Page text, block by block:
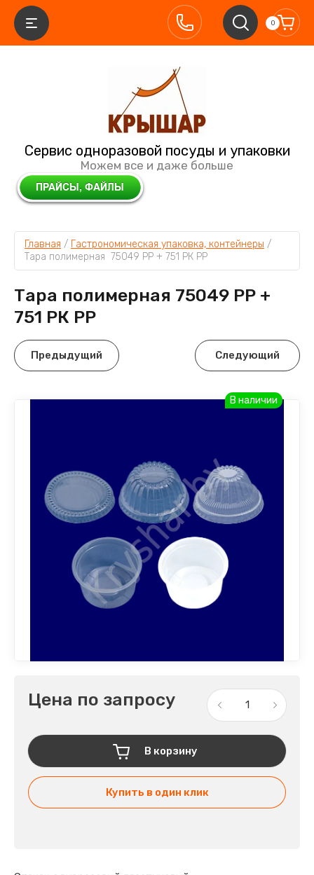
Сервис одноразовой посуды и упаковки
Можем все и даже больше
0
Главная / Гастрономическая упаковка, контейнеры
Тара полимерная  75049 РР + 751 РК РР
Тара полимерная 75049 РР +
751 РК РР
Предыдущий Следующий
В наличии
Цена по запросу
В корзину
Купить в один клик